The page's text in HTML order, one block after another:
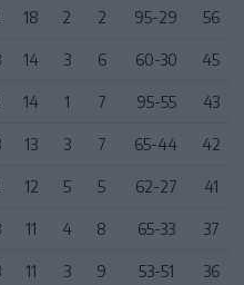
18 2 2 95-29 56
14 3 6 60-30 45
14 1 7 95-55 43
13 3 7 65-44 42
12 5 5 62-27 41
11 4 8 65-33 37
11 3 9 53-51 36